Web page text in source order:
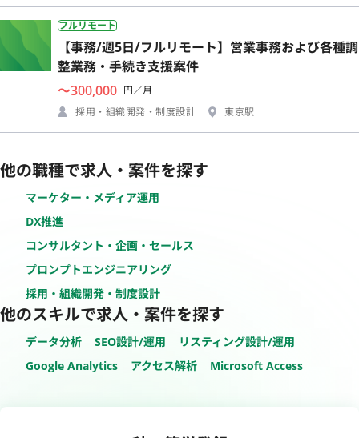
フルリモート
【事務/週5日/フルリモート】営業事務および各種調
整業務・手続き支援案件
〜300,000 円／月
採用・組織開発・制度設計
東京駅
他の職種で求人・案件を探す
マーケター・メディア運用
DX推進
コンサルタント・企画・セールス
プロンプトエンジニアリング
採用・組織開発・制度設計
他のスキルで求人・案件を探す
データ分析 SEO設計/運用
リスティング設計/運用
Google Analytics
アクセス解析 Microsoft Access